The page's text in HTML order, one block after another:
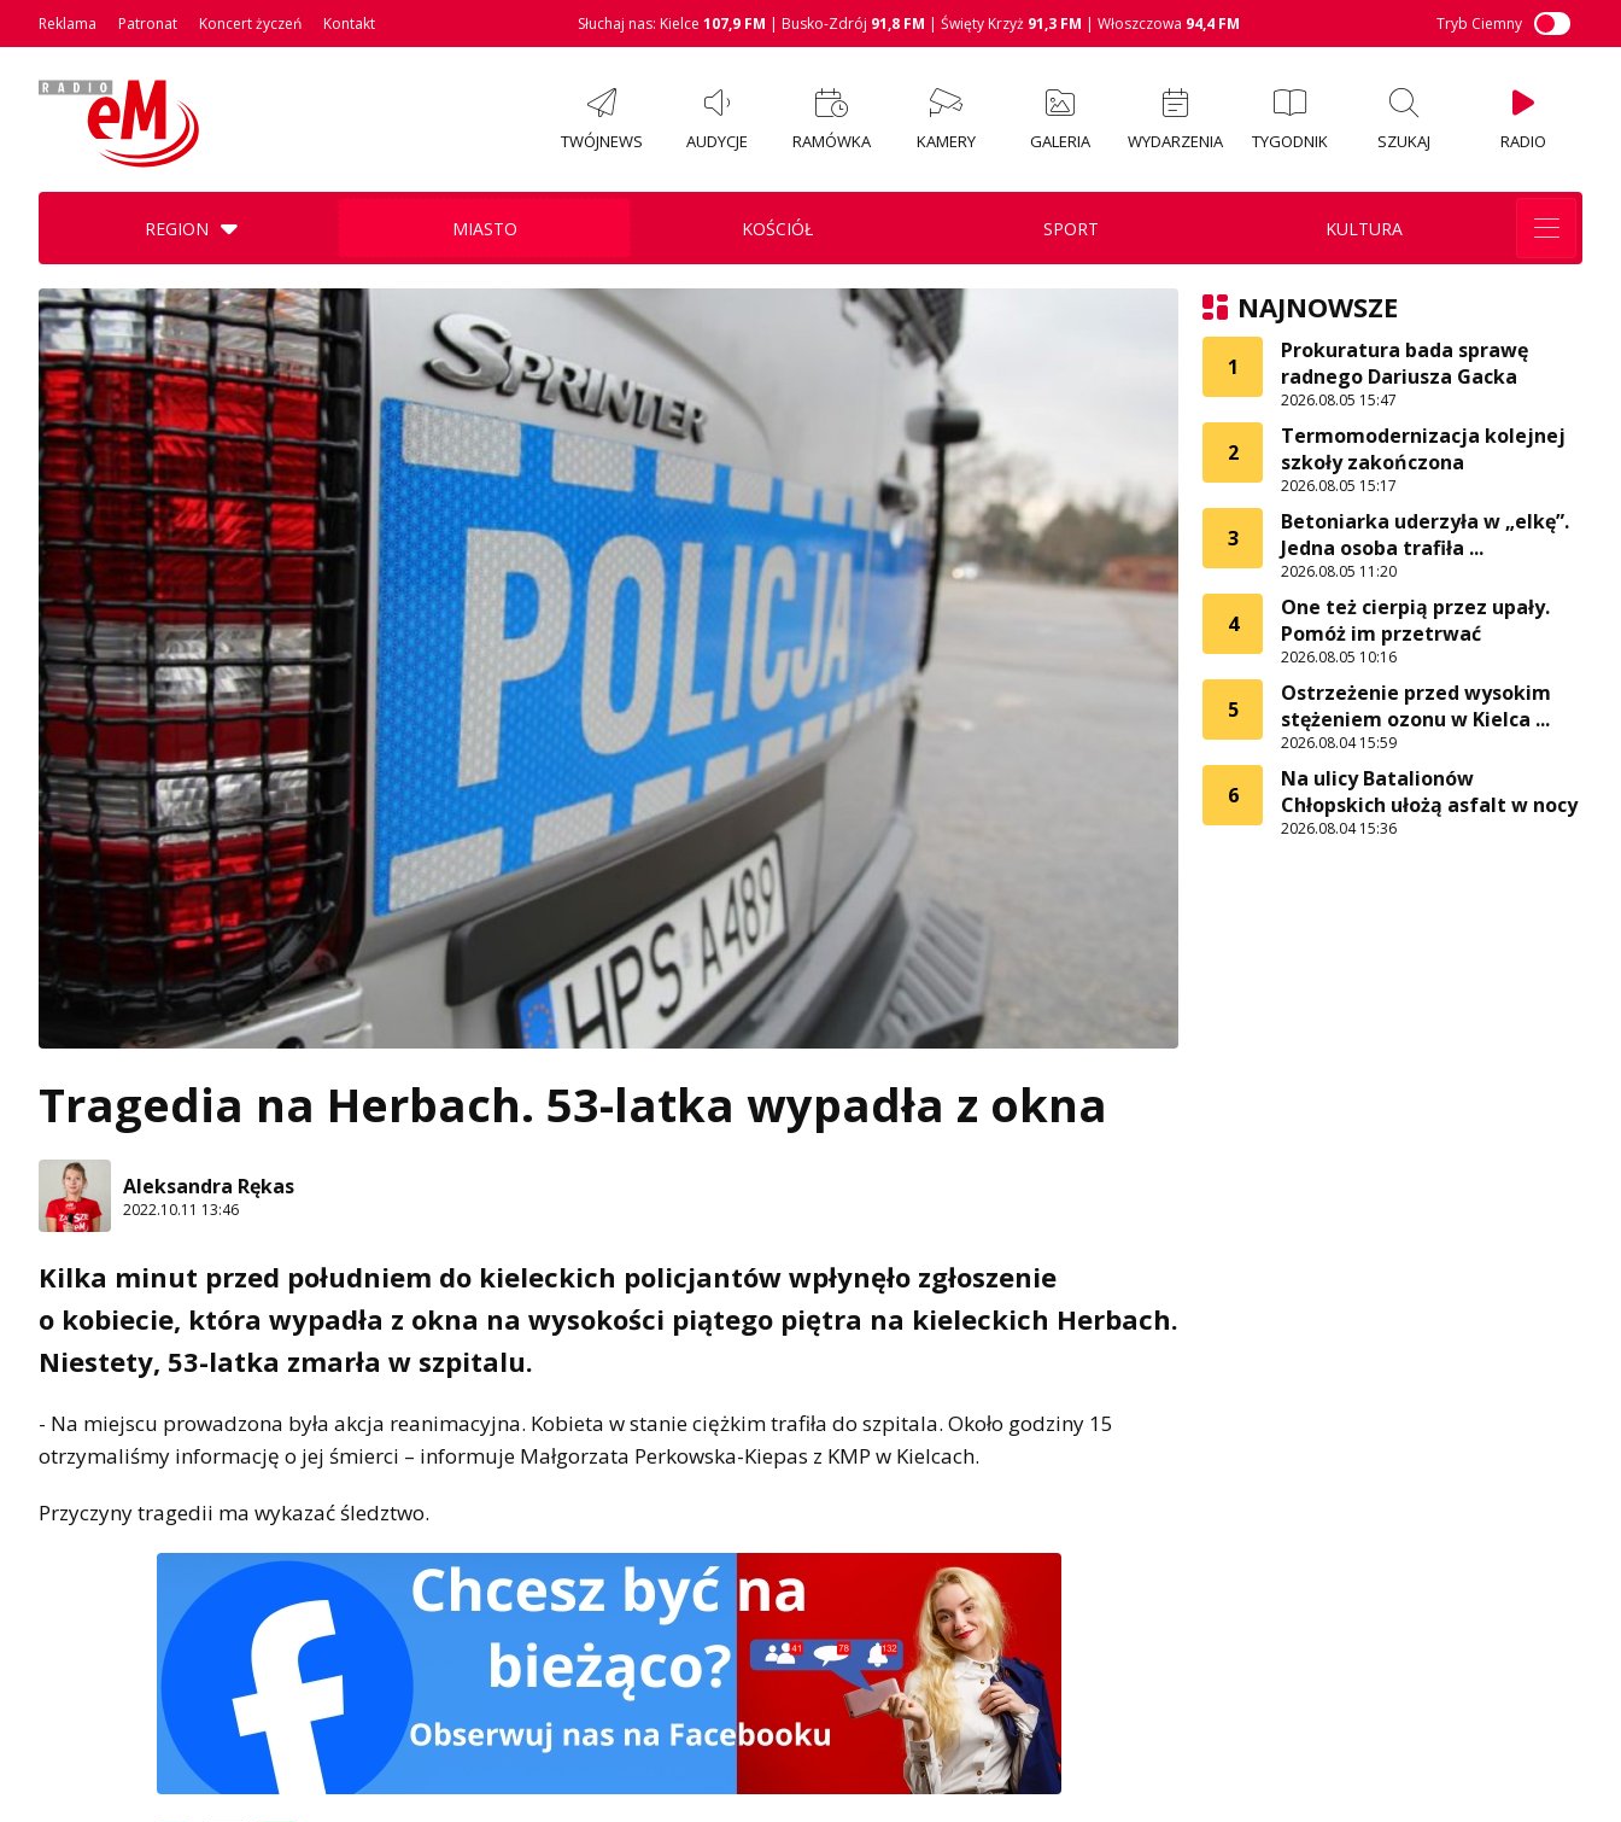
Reklama Patronat Koncert życzeń Kontakt Słuchaj nas: Kielce 107,9 FM | Busko-Zdrój 91,8 FM | Święty Krzyż 91,3 FM | Włoszczowa 94,4 FM Tryb Ciemny
TWÓJNEWS AUDYCJE RAMÓWKA KAMERY GALERIA WYDARZENIA TYGODNIK SZUKAJ RADIO
REGION MIASTO KOŚCIÓŁ SPORT KULTURA
Tragedia na Herbach. 53-latka wypadła z okna
Aleksandra Rękas
2022.10.11 13:46
Kilka minut przed południem do kieleckich policjantów wpłynęło zgłoszenie
o kobiecie, która wypadła z okna na wysokości piątego piętra na kieleckich Herbach.
Niestety, 53-latka zmarła w szpitalu.
- Na miejscu prowadzona była akcja reanimacyjna. Kobieta w stanie ciężkim trafiła do szpitala. Około godziny 15
otrzymaliśmy informację o jej śmierci – informuje Małgorzata Perkowska-Kiepas z KMP w Kielcach.
Przyczyny tragedii ma wykazać śledztwo.
NAJNOWSZE
1
Prokuratura bada sprawę
radnego Dariusza Gacka
2026.08.05 15:47
2
Termomodernizacja kolejnej
szkoły zakończona
2026.08.05 15:17
3
Betoniarka uderzyła w „elkę”.
Jedna osoba trafiła ...
2026.08.05 11:20
4
One też cierpią przez upały.
Pomóż im przetrwać
2026.08.05 10:16
5
Ostrzeżenie przed wysokim
stężeniem ozonu w Kielca ...
2026.08.04 15:59
6
Na ulicy Batalionów
Chłopskich ułożą asfalt w nocy
2026.08.04 15:36